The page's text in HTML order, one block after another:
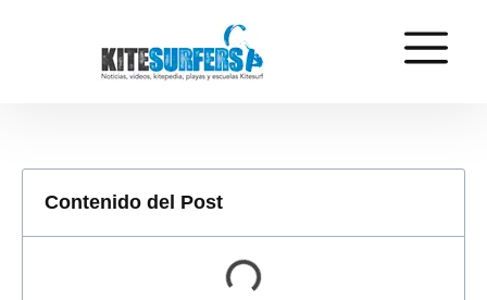
Contenido del Post